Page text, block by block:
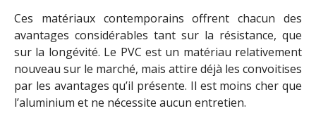
Ces matériaux contemporains offrent chacun des
avantages considérables tant sur la résistance, que
sur la longévité. Le PVC est un matériau relativement
nouveau sur le marché, mais attire déjà les convoitises
par les avantages qu’il présente. Il est moins cher que
l’aluminium et ne nécessite aucun entretien.